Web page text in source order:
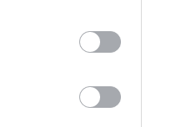
της όρασης είτε επειδή
ανάλογες
Glaucoma Association) με